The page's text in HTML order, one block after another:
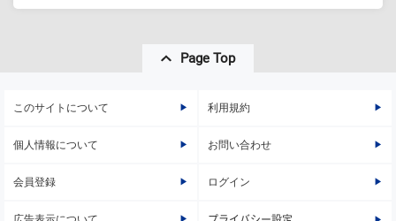
Page Top
このサイトについて 利用規約
個人情報について お問い合わせ
会員登録 ログイン